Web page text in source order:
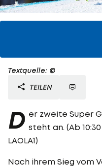
Textquelle: ©
TEILEN
D er zweite Super
steht an. (Ab
LAOLA1)
Nach ihrem Sieg vom